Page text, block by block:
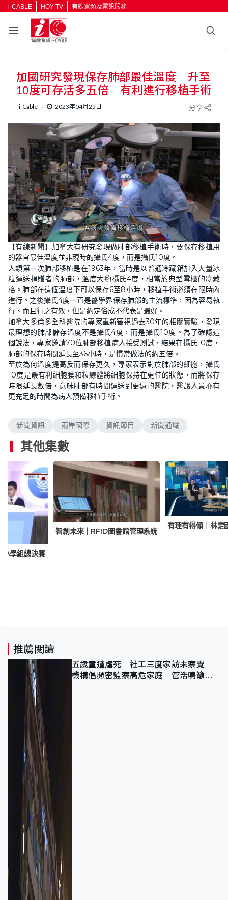
i-CABLE HOY TV 有線寬頻及電訊服務
加國研究發現保存肺部最佳溫度 升至
10度可存活多五倍 有利進行移植手術
i-Cable 2023年04月25日 分享
【有線新聞】加拿大有研究發現做肺部移植手術時，要保存移植用
的器官最佳溫度並非現時的攝氏4度，而是攝氏10度。
人類第一次肺部移植是在1963年，當時是以普通冷藏箱加入大量冰
粒運送捐贈者的肺部，溫度大約攝氏4度，相當於典型雪櫃的冷藏
格。肺部在這個溫度下可以保存6至8小時，移植手術必須在限時內
進行。之後攝氏4度一直是醫學界保存肺部的主流標準，因為容易執
行、而且行之有效，但是約定俗成不代表是最好。
加拿大多倫多全科醫院的專家重新審視過去30年的相關實驗，發現
最理想的肺部儲存溫度不是攝氏4度，而是攝氏10度。為了確認這
個說法，專家邀請70位肺部移植病人接受測試，結果在攝氏10度，
肺部的保存時間延長至36小時，是慣常做法的約五倍。
至於為何溫度提高反而保存更久，專家表示對於肺部的細胞，攝氏
10度是最有利細胞膜和粒線體將細胞保持在更佳的狀態，而將保存
時限延長數倍，意味肺部有時間運送到更遠的醫院，醫護人員亦有
更充足的時間為病人預備移植手術。
新聞資訊 兩岸國際 資訊節目 新聞通識
其他集數
小學組總決賽
智創未來｜RFID圖書館管理系統
有理有得傾｜林定
推薦閱讀
五歲童遭虐死｜社工三度家訪未察覺
機構倡頻密監察高危家庭 管浩鳴籲加